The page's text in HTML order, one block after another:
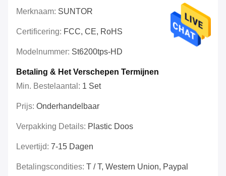
Merknaam: SUNTOR
Certificering: FCC, CE, RoHS
Modelnummer: St6200tps-HD
Betaling & Het Verschepen Termijnen
Min. Bestelaantal: 1 Set
Prijs: Onderhandelbaar
Verpakking Details: Plastic Doos
Levertijd: 7-15 Dagen
Betalingscondities: T / T, Western Union, Paypal